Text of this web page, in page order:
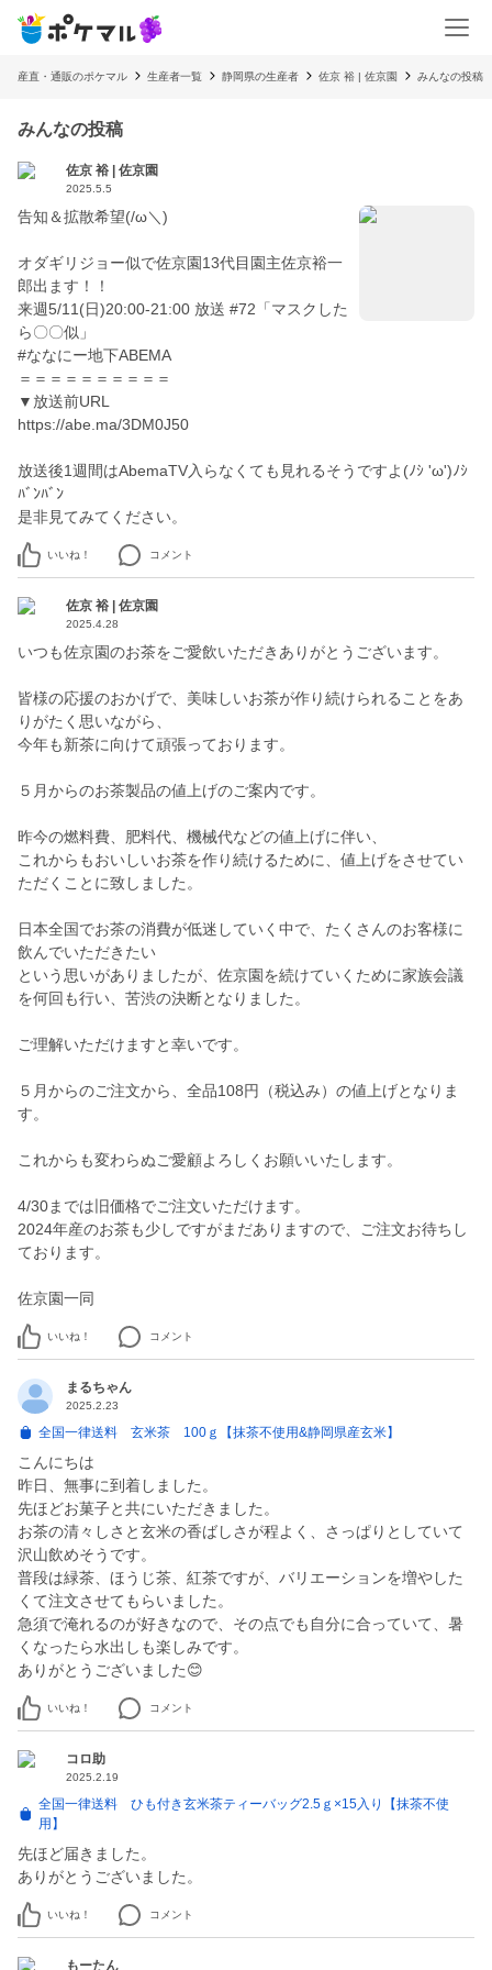
産直・通販のポケマル 生産者一覧 静岡県の生産者 佐京 裕 | 佐京園 みんなの投稿
みんなの投稿
佐京 裕 | 佐京園
2025.5.5
告知＆拡散希望(/ω＼)
オダギリジョー似で佐京園13代目園主佐京裕一
郎出ます！！
来週5/11(日)20:00-21:00 放送 #72「マスクした
ら〇〇似」
#ななにー地下ABEMA
＝＝＝＝＝＝＝＝＝＝
▼放送前URL
https://abe.ma/3DM0J50
放送後1週間はAbemaTV入らなくても見れるそうですよ(ﾉｼ 'ω')ﾉｼ
ﾊﾞﾝﾊﾞﾝ
是非見てみてください。
いいね！ コメント
佐京 裕 | 佐京園
2025.4.28
いつも佐京園のお茶をご愛飲いただきありがとうございます。
皆様の応援のおかげで、美味しいお茶が作り続けられることをあ
りがたく思いながら、
今年も新茶に向けて頑張っております。
５月からのお茶製品の値上げのご案内です。
昨今の燃料費、肥料代、機械代などの値上げに伴い、
これからもおいしいお茶を作り続けるために、値上げをさせてい
ただくことに致しました。
日本全国でお茶の消費が低迷していく中で、たくさんのお客様に
飲んでいただきたい
という思いがありましたが、佐京園を続けていくために家族会議
を何回も行い、苦渋の決断となりました。
ご理解いただけますと幸いです。
５月からのご注文から、全品108円（税込み）の値上げとなりま
す。
これからも変わらぬご愛顧よろしくお願いいたします。
4/30までは旧価格でご注文いただけます。
2024年産のお茶も少しですがまだありますので、ご注文お待ちし
ております。
佐京園一同
いいね！ コメント
まるちゃん
2025.2.23
全国一律送料 玄米茶 100ｇ【抹茶不使用&静岡県産玄米】
こんにちは
昨日、無事に到着しました。
先ほどお菓子と共にいただきました。
お茶の清々しさと玄米の香ばしさが程よく、さっぱりとしていて
沢山飲めそうです。
普段は緑茶、ほうじ茶、紅茶ですが、バリエーションを増やした
くて注文させてもらいました。
急須で淹れるのが好きなので、その点でも自分に合っていて、暑
くなったら水出しも楽しみです。
ありがとうございました😊
いいね！ コメント
コロ助
2025.2.19
全国一律送料 ひも付き玄米茶ティーバッグ2.5ｇ×15入り【抹茶不使
用】
先ほど届きました。
ありがとうございました。
いいね！ コメント
もーたん